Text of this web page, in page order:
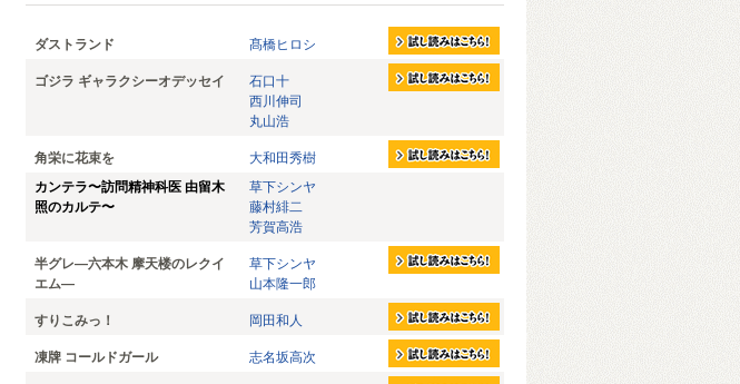
ダストランド 髙橋ヒロシ
ゴジラ ギャラクシーオデッセイ
石口十
西川伸司
丸山浩
角栄に花束を
大和田秀樹
カンテラ〜訪問精神科医 由留木
照のカルテ〜
草下シンヤ
藤村緋二
芳賀高浩
半グレ―六本木 摩天楼のレクイ
エム―
草下シンヤ
山本隆一郎
すりこみっ！ 岡田和人
凍牌 コールドガール 志名坂高次